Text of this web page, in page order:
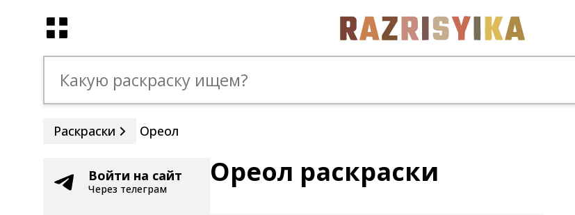
Раскраски Ореол
Войти на сайт
Через телеграм
Ореол раскраски